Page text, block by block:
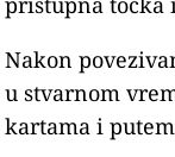
Nakon
u stvarnom
kartama i